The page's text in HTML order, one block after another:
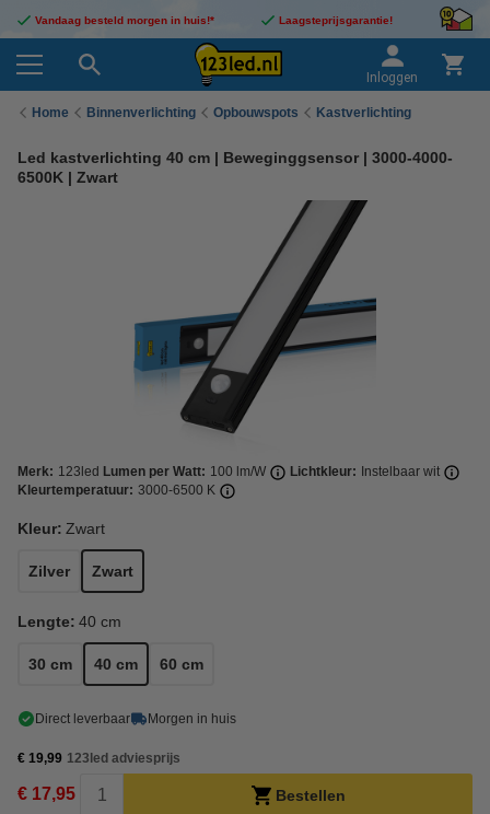
Vandaag besteld morgen in huis!* Laagsteprijsgarantie!
Inloggen
Home Binnenverlichting Opbouwspots Kastverlichting
Led kastverlichting 40 cm | Beweginggsensor | 3000-4000-
6500K | Zwart
Merk: 123led Lumen per Watt: 100 lm/W Lichtkleur:
Instelbaar wit
Kleurtemperatuur: 3000-6500 K
Kleur: Zwart
Zilver Zwart
Lengte: 40 cm
30 cm 40 cm 60 cm
Direct leverbaar Morgen in huis
€ 19,99 123led adviesprijs
€ 17,95 Bestellen